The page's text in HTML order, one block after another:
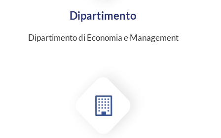
Dipartimento
Dipartimento di Economia e Management